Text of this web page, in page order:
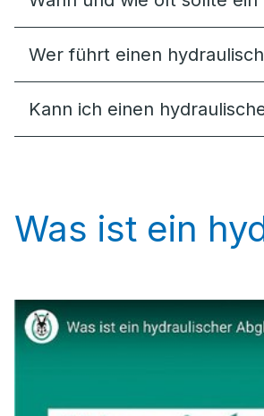
Wer führt einen
Kann ich einen
Was ist ein